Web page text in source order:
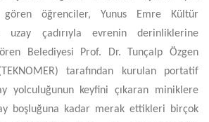
gören öğrenciler, Yunus Emre Kültür
uzay çadırıyla evrenin derinliklerine
Belediyesi Prof. Dr. Tunçalp Özgen
tarafından kurulan portatif
yolculuğunun keyfini çıkaran miniklere
boşluğuna kadar merak ettikleri birçok